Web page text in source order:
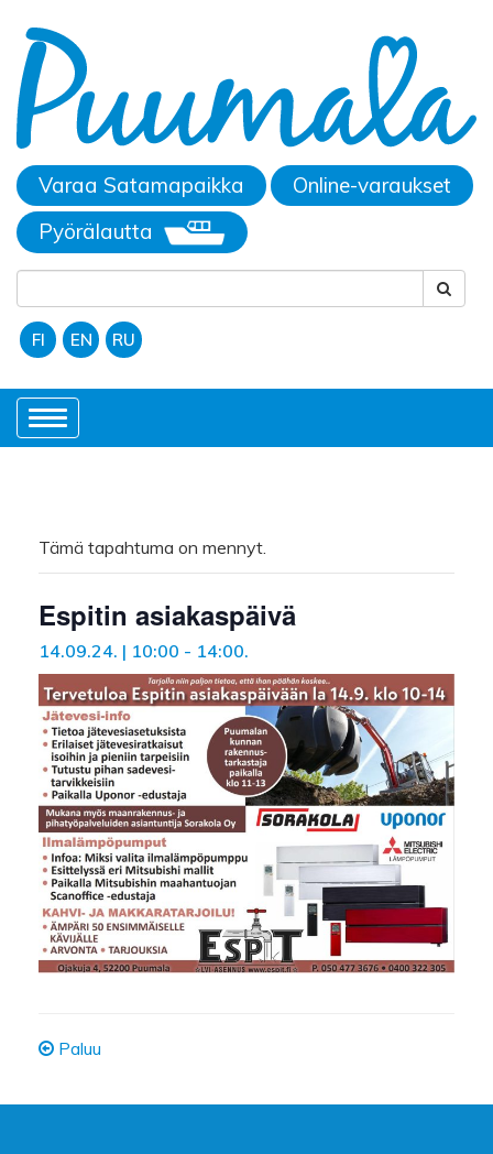
Varaa Satamapaikka
Online-varaukset
Pyörälautta
FI EN RU
Toggle
navigation
Tämä tapahtuma on mennyt.
Espitin asiakaspäivä
14.09.24. | 10:00 - 14:00.
Paluu